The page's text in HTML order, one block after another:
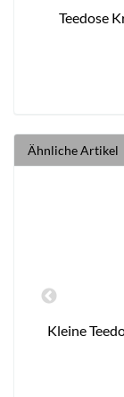
Teedose
Ähnliche Artikel
Kleine